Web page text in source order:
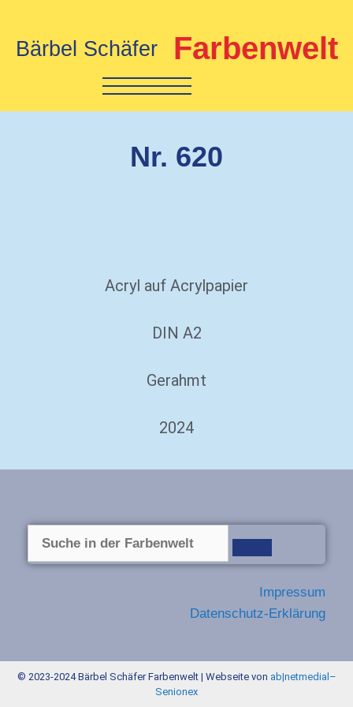
Bärbel Schäfer Farbenwelt
Nr. 620
Acryl auf Acrylpapier
DIN A2
Gerahmt
2024
Impressum
Datenschutz-Erklärung
© 2023-2024 Bärbel Schäfer Farbenwelt | Webseite von ab|netmedial –
Senionex